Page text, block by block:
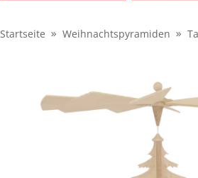
Startseite Weihnachtspyramiden